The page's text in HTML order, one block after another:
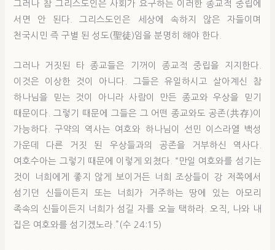
그러나 참 그리스도인은 사회가 요구하는 이러한 종교적 중립에
서면 안 된다. 그리스도인은 세상에 속하지 않은 자들이며
천국시민 즉 구별 된 성도(聖徒)임을 분명히 해야 한다.
그러나 거짓된 타 종교들은 기꺼이 종교적 중립을 지지한다.
이것은 이상한 것이 아니다. 그들은 유일하시고 살아계신 참
하나님을 믿는 것이 아니라 사람이 만든 종교와 우상을 믿기
때문이다. 그렇기 때문에 그들은 그 어떤 종교와도 공존(共存)이
가능하다. 구약의 역사는 여호와 하나님이 선민 이스라엘 백성
가운데 다른 거짓 된 우상들과의 공존을 거부하신 역사다.
여호수아는 그렇기 때문에 이렇게 외쳤다. “만일 여호와를 섬기는
것이 너희에게 좋지 않게 보이거든 너희 조상들이 강 저쪽에서
섬기던 신들이든지 또는 너희가 거주하는 땅에 있는 아모리
족속의 신들이든지 너희가 섬길 자를 오늘 택하라. 오직, 나와 내
집은 여호와를 섬기겠노라.”(수 24:15)